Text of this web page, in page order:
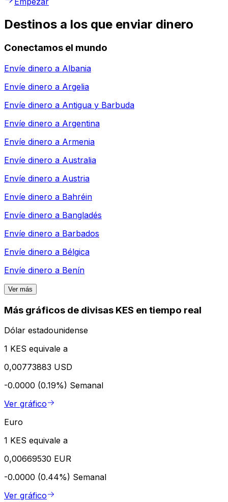
Destinos a los que enviar dinero
Conectamos el mundo
Envíe dinero a Albania
Envíe dinero a Argelia
Envíe dinero a Antigua y Barbuda
Envíe dinero a Argentina
Envíe dinero a Armenia
Envíe dinero a Australia
Envíe dinero a Austria
Envíe dinero a Bahréin
Envíe dinero a Bangladés
Envíe dinero a Barbados
Envíe dinero a Bélgica
Envíe dinero a Benín
Ver más
Más gráficos de divisas KES en tiempo real
Dólar estadounidense
1 KES equivale a
0,00773883 USD
-0.0000 (0.19%) Semanal
Ver gráfico
Euro
1 KES equivale a
0,00669530 EUR
-0.0000 (0.44%) Semanal
Ver gráfico